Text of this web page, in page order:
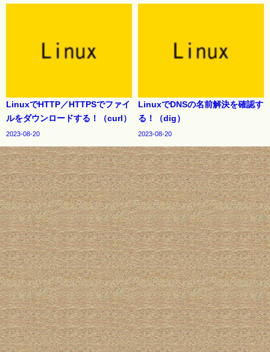
LinuxでHTTP／HTTPSでファイ
ルをダウンロードする！（curl）
2023-08-20
LinuxでDNSの名前解決を確認す
る！（dig）
2023-08-20